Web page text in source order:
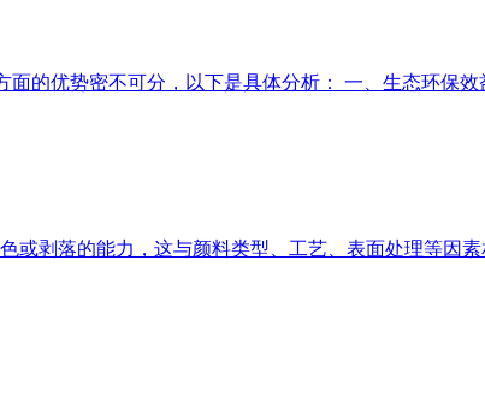
的优势密不可分，以下是具体分析： 一、生态环保
或剥落的能力，这与颜料类型、工艺、表面处理等因